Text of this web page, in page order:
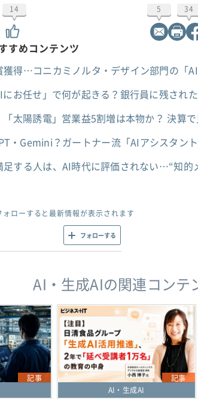
14
5 34
すめコンテンツ
獲得…コニカミノルタ・デザイン部門の「
お任せ」で何が起きる？銀行員に残され
太陽誘電」営業益5割増は本物か？ 決算で
・Gemini？ガートナー流「AIアシスタン
足する人は、AI時代に評価されない…“知的
ォローすると最新情報が表示されます
フォローする
AI・生成AIの関連コンテ
記事
記事
AI・生成AI